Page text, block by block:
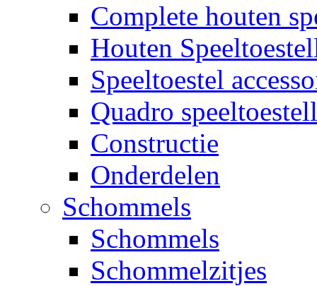
Complete houten
Houten
Speeltoestel
Quadro
Constructie
Onderdelen
Schommels
Schommels
Schommelzitjes